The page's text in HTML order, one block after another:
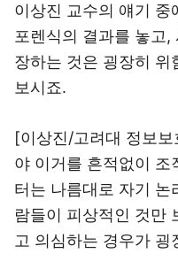
이상진 교수의 얘기
포렌식의 결과를 놓고
장하는 것은 굉장히 위
보시죠.
[이상진/고려대 정보
야 이거를 흔적없이 조
터는 나름대로 자기
람들이 피상적인 것만
고 의심하는 경우가 굉